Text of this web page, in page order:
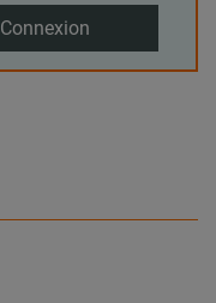
Connexion